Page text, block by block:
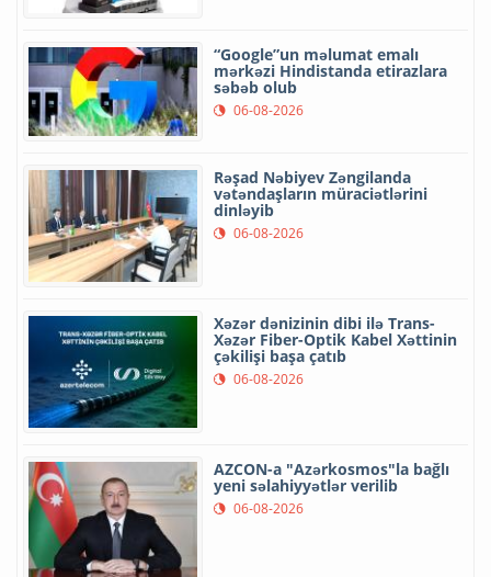
“Google”un məlumat emalı
mərkəzi Hindistanda etirazlara
səbəb olub
06-08-2026
Rəşad Nəbiyev Zəngilanda
vətəndaşların müraciətlərini
dinləyib
06-08-2026
Xəzər dənizinin dibi ilə Trans-
Xəzər Fiber-Optik Kabel Xəttinin
çəkilişi başa çatıb
06-08-2026
AZCON-a "Azərkosmos"la bağlı
yeni səlahiyyətlər verilib
06-08-2026